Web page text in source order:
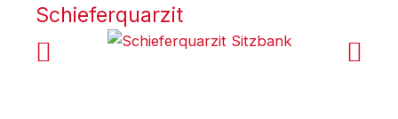
Schieferquarzit